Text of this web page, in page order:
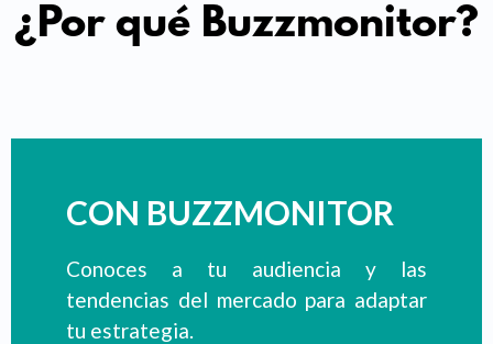
¿Por qué Buzzmonitor?
CON BUZZMONITOR
Conoces a tu audiencia y las
tendencias del mercado para adaptar
tu estrategia.